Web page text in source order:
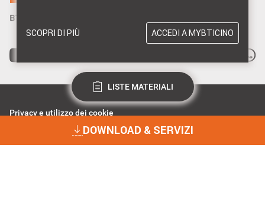
DOWNLOAD & SERVIZI
SCOPRI DI PIÙ ACCEDI A MYBTICINO
LISTE MATERIALI
Privacy e utilizzo dei cookie
Data Privacy e Cybersecurity